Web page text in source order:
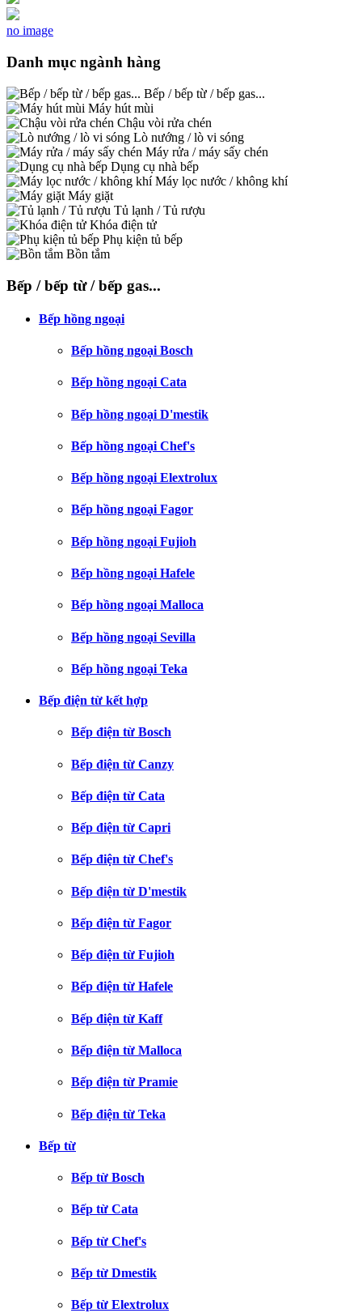
no image
Danh mục ngành hàng
Bếp / bếp từ / bếp gas...
Máy hút mùi
Chậu vòi rửa chén
Lò nướng / lò vi sóng
Máy rửa / máy sấy chén
Dụng cụ nhà bếp
Máy lọc nước / không khí
Máy giặt
Tủ lạnh / Tủ rượu
Khóa điện tử
Phụ kiện tủ bếp
Bồn tắm
Bếp / bếp từ / bếp gas...
Bếp hồng ngoại
Bếp hồng ngoại Bosch
Bếp hồng ngoại Cata
Bếp hồng ngoại D'mestik
Bếp hồng ngoại Chef's
Bếp hồng ngoại Elextrolux
Bếp hồng ngoại Fagor
Bếp hồng ngoại Fujioh
Bếp hồng ngoại Hafele
Bếp hồng ngoại Malloca
Bếp hồng ngoại Sevilla
Bếp hồng ngoại Teka
Bếp điện từ kết hợp
Bếp điện từ Bosch
Bếp điện từ Canzy
Bếp điện từ Cata
Bếp điện từ Capri
Bếp điện từ Chef's
Bếp điện từ D'mestik
Bếp điện từ Fagor
Bếp điện từ Fujioh
Bếp điện từ Hafele
Bếp điện từ Kaff
Bếp điện từ Malloca
Bếp điện từ Pramie
Bếp điện từ Teka
Bếp từ
Bếp từ Bosch
Bếp từ Cata
Bếp từ Chef's
Bếp từ Dmestik
Bếp từ Elextrolux